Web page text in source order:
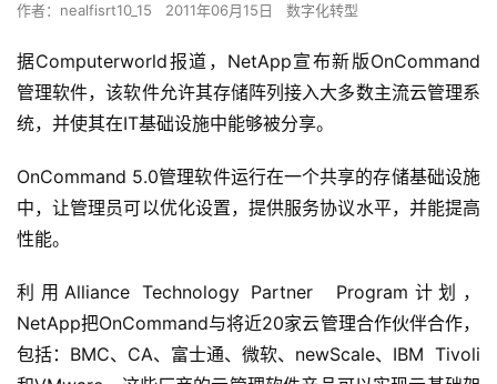
作者： nealfisrt10_15 2011年06月15日 数字化转型
据Computerworld报道，NetApp宣布新版OnCommand
管理软件，该软件允许其存储阵列接入大多数主流云管理系
统，并使其在IT基础设施中能够被分享。
OnCommand 5.0管理软件运行在一个共享的存储基础设施
中，让管理员可以优化设置，提供服务协议水平，并能提高
性能。
利用Alliance Technology Partner  Program计划，
NetApp把OnCommand与将近20家云管理合作伙伴合作，
包括：BMC、CA、富士通、微软、newScale、IBM  Tivoli